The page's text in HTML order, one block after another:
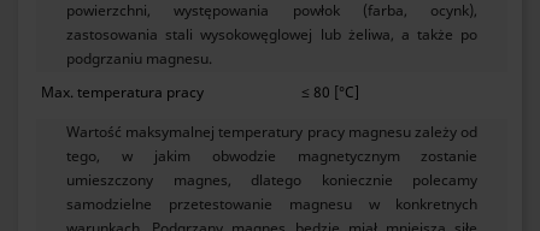
powierzchni, występowania powłok (farba, ocynk),
zastosowania stali wysokowęglowej lub żeliwa, a także po
podgrzaniu magnesu.
Max. temperatura pracy
≤ 80 [°C]
Wartość maksymalnej temperatury pracy magnesu zależy od
tego, w jakim obwodzie magnetycznym zostanie
umieszczony magnes, dlatego koniecznie polecamy
samodzielne przetestowanie magnesu w konkretnych